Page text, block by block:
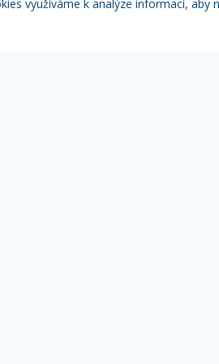
využíváme k analýze informací, aby